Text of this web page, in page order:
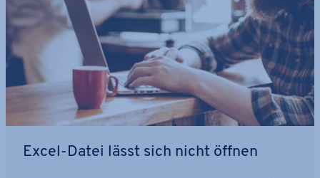
Excel-Datei lässt sich nicht öffnen